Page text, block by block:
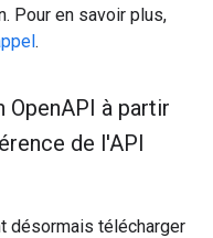
Pour en savoir plus,
.
OpenAPI à partir
de l'API
désormais télécharger